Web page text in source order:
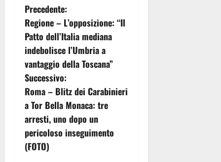
N
a
v
i
g
a
z
i
Precedente:
Regione – L’opposizione: “Il
Patto dell’Italia mediana
indebolisce l’Umbria a
vantaggio della Toscana”
Successivo:
Roma – Blitz dei Carabinieri
a Tor Bella Monaca: tre
arresti, uno dopo un
pericoloso inseguimento
(FOTO)